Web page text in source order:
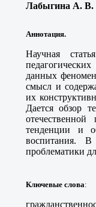
Лабыгина А. В.
Аннотация.
Научная
данных
смысл и
их
Дается обзор
тенденции и
воспитания. В
проблематики
Ключевые слова: